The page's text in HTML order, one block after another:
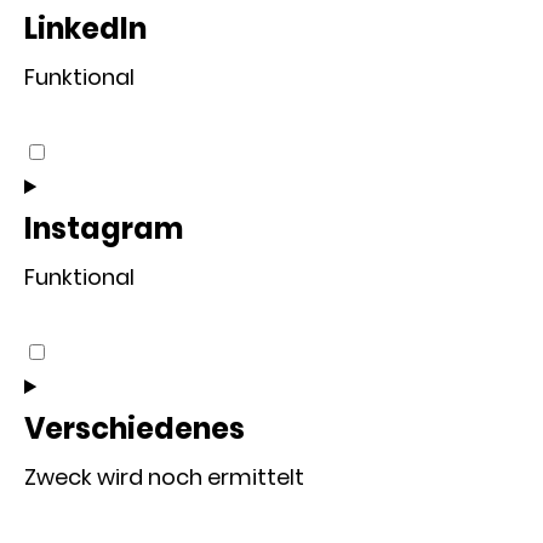
service
LinkedIn
Funktional
Consent
to
service
Instagram
Funktional
Consent
to
service
Verschiedenes
Zweck wird noch ermittelt